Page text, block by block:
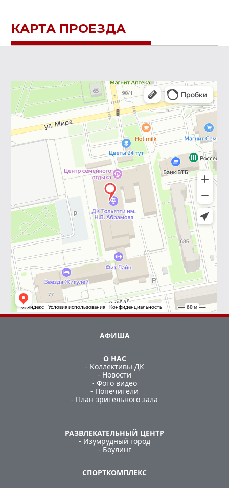
КАРТА ПРОЕЗДА
АФИША
О НАС
- Коллективы ДК
- Новости
- Фото видео
- Попечители
- План зрительного зала
РАЗВЛЕКАТЕЛЬНЫЙ ЦЕНТР
- Изумрудный город
- Боулинг
СПОРТКОМПЛЕКС